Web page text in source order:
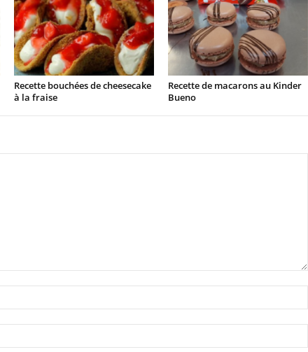
Recette bouchées de cheesecake
à la fraise
Recette de macarons au Kinder
Bueno